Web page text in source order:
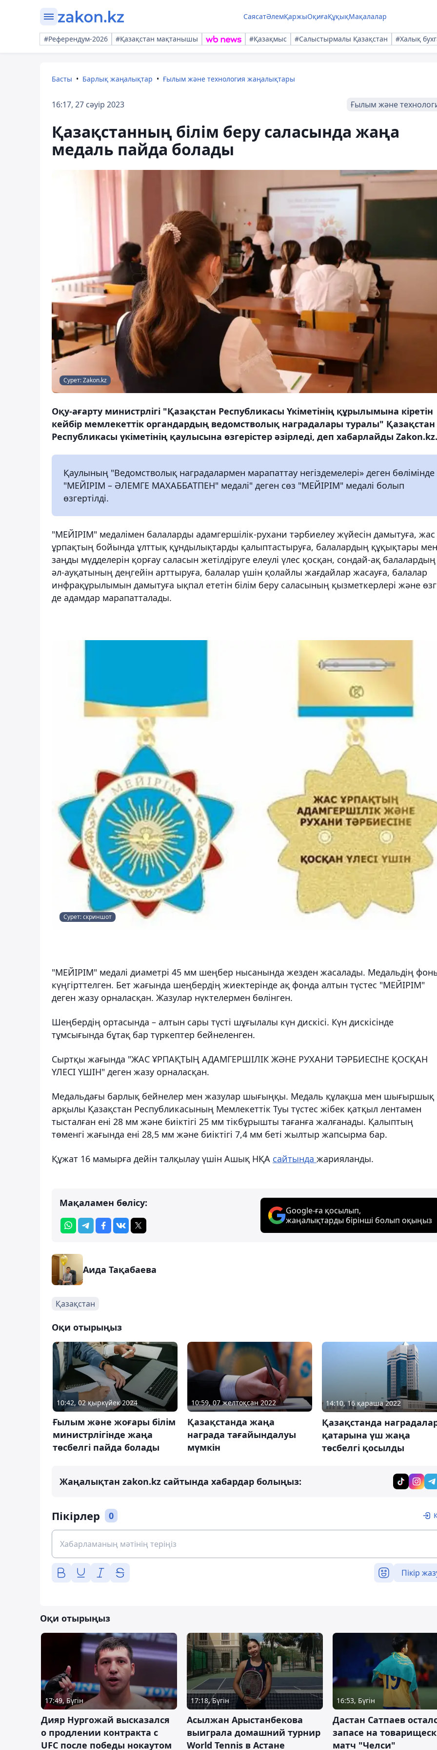
СаясатӘлемҚаржыОқиғаҚұқықМақалалар
#Референдум-2026 #Қазақстан мақтанышы #Қазақмыс #Салыстырмалы Қазақстан #Халық
Басты Барлық жаңалықтар Ғылым және технология жаңалықтары
16:17, 27 сәуір 2023 Ғылым және
Қазақстанның білім беру саласында жаңа
медаль пайда болады
Сурет: Zakon.kz
Оқу-ағарту министрлігі "Қазақстан Республикасы Үкіметінің құрылымына кіретін
кейбір мемлекеттік органдардың ведомстволық наградалары туралы" Қазақстан
Республикасы үкіметінің қаулысына өзгерістер әзірледі, деп хабарлайды Zakon.kz.
Қаулының "Ведомстволық наградалармен марапаттау негіздемелері» деген бөлімінде
"МЕЙІРІМ – ӘЛЕМГЕ МАХАББАТПЕН" медалі" деген сөз "МЕЙІРІМ" медалі болып
өзгертілді.
"МЕЙІРІМ" медалімен балаларды адамгершілік-рухани тәрбиелеу жүйесін дамытуға, жас
ұрпақтың бойында ұлттық құндылықтарды қалыптастыруға, балалардың құқықтары мен
заңды мүдделерін қорғау саласын жетілдіруге елеулі үлес қосқан, сондай-ақ балалардың
әл-ауқатының деңгейін арттыруға, балалар үшін қолайлы жағдайлар жасауға, балалар
инфрақұрылымын дамытуға ықпал ететін білім беру саласының қызметкерлері және
де адамдар марапатталады.
Сурет: скриншот
"МЕЙІРІМ" медалі диаметрі 45 мм шеңбер нысанында жезден жасалады. Медальдің
күңгірттелген. Бет жағында шеңбердің жиектерінде ақ фонда алтын түстес "МЕЙІРІМ"
деген жазу орналасқан. Жазулар нүктелермен бөлінген.
Шеңбердің ортасында – алтын сары түсті шұғылалы күн дискісі. Күн дискісінде
тұмсығында бұтақ бар түркептер бейнеленген.
Сыртқы жағында "ЖАС ҰРПАҚТЫҢ АДАМГЕРШІЛІК ЖӘНЕ РУХАНИ ТӘРБИЕСІНЕ ҚОСҚАН
ҮЛЕСІ ҮШІН" деген жазу орналасқан.
Медальдағы барлық бейнелер мен жазулар шығыңқы. Медаль құлақша мен шығыршық
арқылы Қазақстан Республикасының Мемлекеттік Туы түстес жібек қатқыл лентамен
тысталған ені 28 мм және биіктігі 25 мм тікбұрышты тағанға жалғанады. Қалыптың
төменгі жағында ені 28,5 мм және биіктігі 7,4 мм беті жылтыр жапсырма бар.
Құжат 16 мамырға дейін талқылау үшін Ашық НҚА сайтында жарияланды.
Мақаламен бөлісу:
Google-ға қосылып,
жаңалықтарды бірінші болып оқыңыз
Аида Тақабаева
Қазақстан
Оқи отырыңыз
10:42, 02 қыркүйек 2024
Ғылым және жоғары білім
министрлігінде жаңа
төсбелгі пайда болады
10:59, 07 желтоқсан 2022
Қазақстанда жаңа
награда тағайындалуы
мүмкін
14:10, 16 қараша 2022
Қазақстанда
қатарына үш жаңа
төсбелгі қосылды
Жаңалықтан zakon.kz сайтында хабардар болыңыз:
Пікірлер 0
Пікір
Оқи отырыңыз
17:49, Бүгін
Дияр Нургожай высказался
о продлении контракта с
UFC после победы нокаутом
17:18, Бүгін
Асылжан Арыстанбекова
выиграла домашний турнир
World Tennis в Астане
16:53, Бүгін
Дастан Сатпаев
запасе на
матч "Челси"